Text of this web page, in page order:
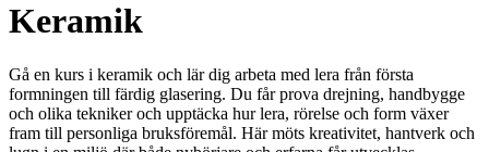
Keramik
Gå en kurs i keramik och lär dig arbeta med lera från första
formningen till färdig glasering. Du får prova drejning, handbygge
och olika tekniker och upptäcka hur lera, rörelse och form växer
fram till personliga bruksföremål. Här möts kreativitet, hantverk och